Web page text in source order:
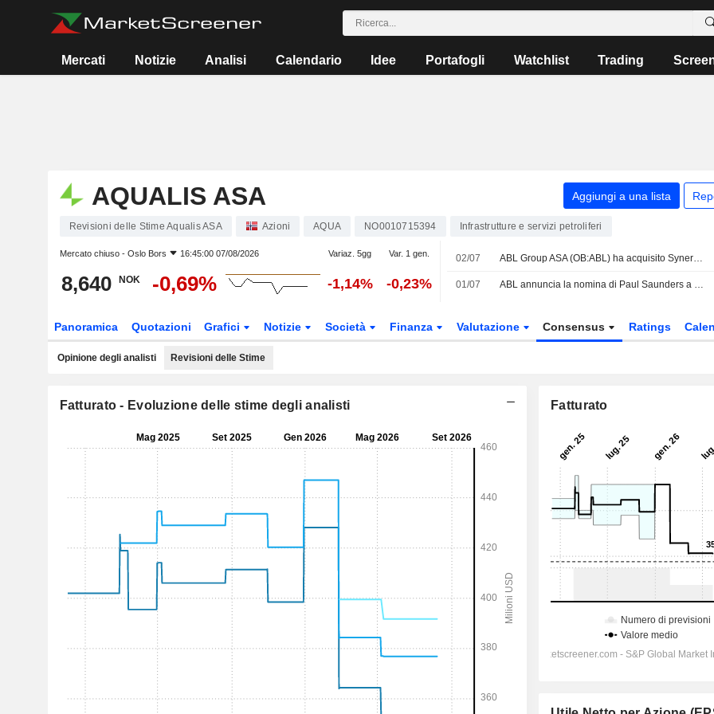
Mercati Notizie Analisi Calendario Idee Portafogli Watchlist Trading
AQUALIS ASA Aggiungi a una lista
Revisioni delle Stime Aqualis ASA Azioni AQUA NO0010715394 Infrastrutture e servizi petroliferi
Mercato chiuso - Oslo Bors 16:45:00 07/08/2026 Variaz. 5gg Var. 1 gen.
8,640 NOK -0,69% -1,14% -0,23%
02/07 ABL Group ASA (OB:ABL) ha acquisito Synergenog Sdn. Bhd.
01/07 ABL annuncia la nomina di Paul Saunders a Responsabile della divisione Yachts
Panoramica Quotazioni Grafici Notizie Società Finanza Valutazione Consensus Ratings
Opinione degli analisti Revisioni delle Stime
Fatturato - Evoluzione delle stime degli analisti Fatturato